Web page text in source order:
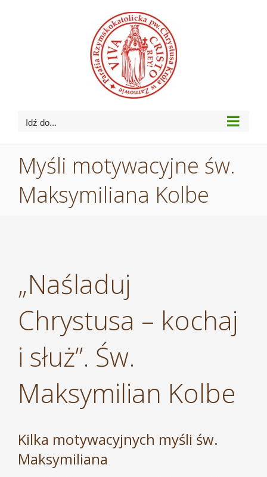
Idź do...
Myśli motywacyjne św.
Maksymiliana Kolbe
„Naśladuj
Chrystusa – kochaj
i służ”. Św.
Maksymilian Kolbe
Kilka motywacyjnych myśli św.
Maksymiliana